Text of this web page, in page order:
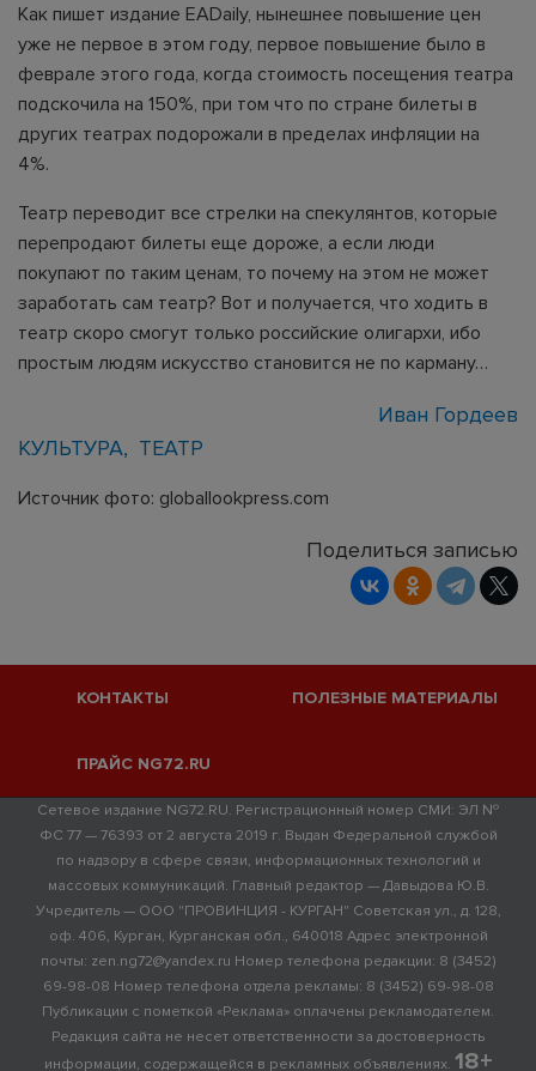
Как пишет издание EADaily, нынешнее повышение цен
уже не первое в этом году, первое повышение было в
феврале этого года, когда стоимость посещения театра
подскочила на 150%, при том что по стране билеты в
других театрах подорожали в пределах инфляции на
4%.
Театр переводит все стрелки на спекулянтов, которые
перепродают билеты еще дороже, а если люди
покупают по таким ценам, то почему на этом не может
заработать сам театр? Вот и получается, что ходить в
театр скоро смогут только российские олигархи, ибо
простым людям искусство становится не по карману…
Иван Гордеев
КУЛЬТУРА
ТЕАТР
Источник фото: globallookpress.com
Поделиться записью
КОНТАКТЫ ПОЛЕЗНЫЕ МАТЕРИАЛЫ
ПРАЙС NG72.RU
Сетевое издание NG72.RU. Регистрационный номер СМИ: ЭЛ №
ФС 77 — 76393 от 2 августа 2019 г. Выдан Федеральной службой
по надзору в сфере связи, информационных технологий и
массовых коммуникаций. Главный редактор — Давыдова Ю.В.
Учредитель — ООО "ПРОВИНЦИЯ - КУРГАН" Советская ул., д. 128,
оф. 406, Курган, Курганская обл., 640018 Адрес электронной
почты: zen.ng72@yandex.ru Номер телефона редакции: 8 (3452)
69-98-08 Номер телефона отдела рекламы: 8 (3452) 69-98-08
Публикации с пометкой «Реклама» оплачены рекламодателем.
Редакция сайта не несет ответственности за достоверность
информации, содержащейся в рекламных объявлениях. 18+